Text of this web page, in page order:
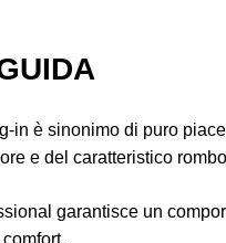
in è sinonimo di puro
e del caratteristico
garantisce un